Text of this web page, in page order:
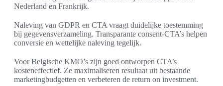
Nederland en Frankrijk.
Naleving van GDPR en CTA vraagt duidelijke toestemming
bij gegevensverzameling. Transparante consent-CTA’s helpen
conversie en wettelijke naleving tegelijk.
Voor Belgische KMO’s zijn goed ontworpen CTA’s
kosteneffectief. Ze maximaliseren resultaat uit bestaande
marketingbudgetten en verbeteren de return on investment.